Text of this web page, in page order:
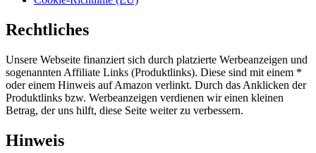
Rechtliches
Unsere Webseite finanziert sich durch platzierte Werbeanzeigen und
sogenannten Affiliate Links (Produktlinks). Diese sind mit einem *
oder einem Hinweis auf Amazon verlinkt. Durch das Anklicken der
Produktlinks bzw. Werbeanzeigen verdienen wir einen kleinen
Betrag, der uns hilft, diese Seite weiter zu verbessern.
Hinweis